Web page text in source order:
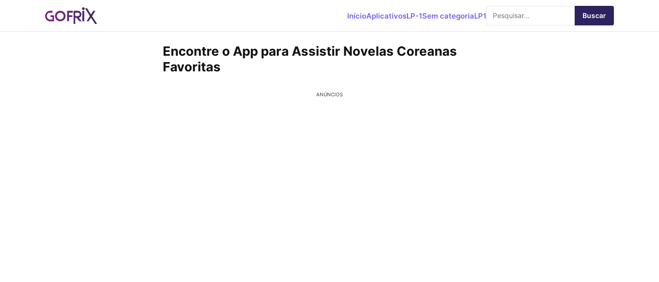
InícioAplicativosLP-1Sem categoriaLP1 Buscar
Encontre o App para Assistir Novelas Coreanas
Favoritas
ANÚNCIOS